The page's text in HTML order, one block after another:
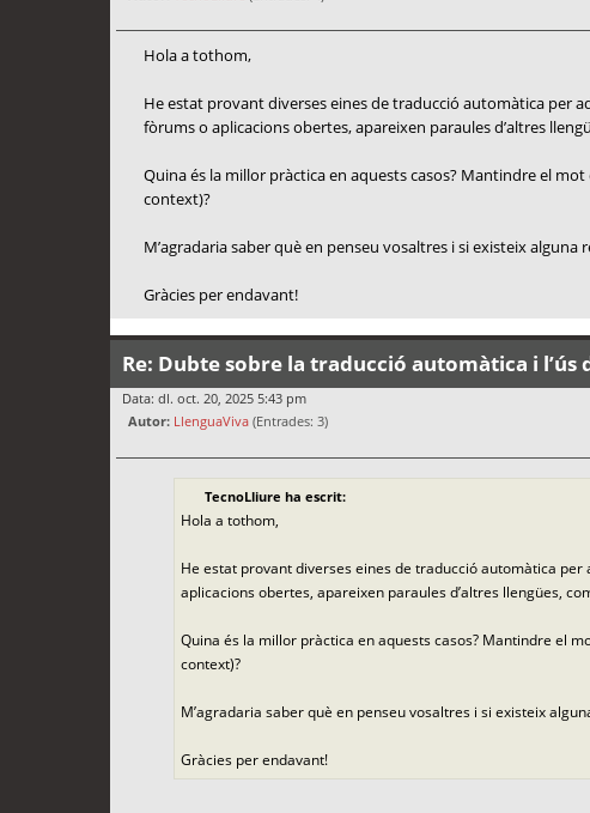
Hola a tothom,
He estat provant diverses eines de traducció automàtica per
fòrums o aplicacions obertes, apareixen paraules d’altres
Quina és la millor pràctica en aquests casos? Mantindre el
context)?
M’agradaria saber què en penseu vosaltres i si existeix
Gràcies per endavant!
Re: Dubte sobre la traducció automàtica i l’ús
Data: dl. oct. 20, 2025 5:43 pm
Autor: LlenguaViva (Entrades: 3)
TecnoLliure ha escrit:
Hola a tothom,
He estat provant diverses eines de traducció automàtica
aplicacions obertes, apareixen paraules d’altres llengües,
Quina és la millor pràctica en aquests casos? Mantindre el
context)?
M’agradaria saber què en penseu vosaltres i si existeix
Gràcies per endavant!